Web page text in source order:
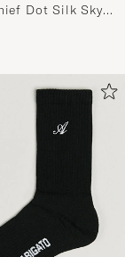
Dot Silk Sky